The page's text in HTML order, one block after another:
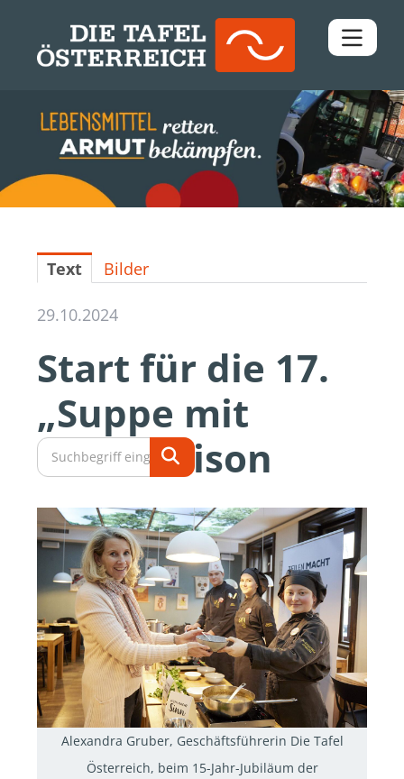
Downloads
Kontakt
Text Bilder
29.10.2024
Start für die 17.
„Suppe mit
Sinn“-Saison
Alexandra Gruber, Geschäftsführerin Die Tafel
Österreich, beim 15-Jahr-Jubiläum der